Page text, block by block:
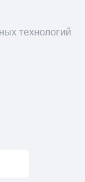
технологий